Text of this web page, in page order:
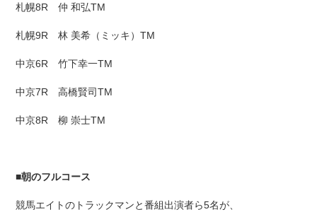
札幌8R 仲 和弘TM
札幌9R 林 美希（ミッキ）TM
中京6R 竹下幸一TM
中京7R 高橋賢司TM
中京8R 柳 崇士TM
■朝のフルコース
競馬エイトのトラックマンと番組出演者ら5名が、